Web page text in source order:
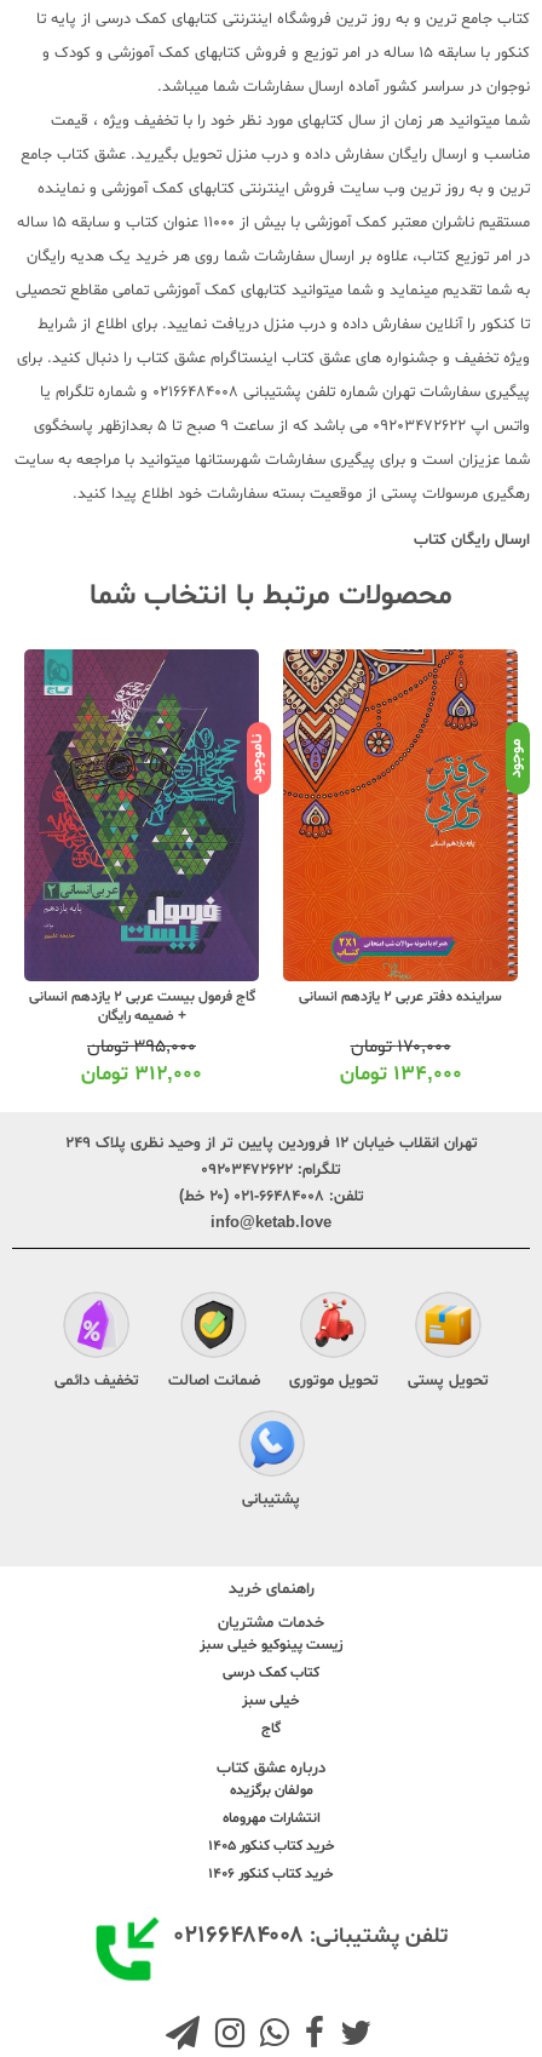
کتاب جامع ترین و به روز ترین فروشگاه اینترنتی کتابهای کمک درسی از پایه تا
کنکور با سابقه 15 ساله در امر توزیع و فروش کتابهای کمک آموزشی و کودک و
نوجوان در سراسر کشور آماده ارسال سفارشات شما میباشد.
شما میتوانید هر زمان از سال کتابهای مورد نظر خود را با تخفیف ویژه ، قیمت
مناسب و ارسال رایگان سفارش داده و درب منزل تحویل بگیرید. عشق کتاب جامع
ترین و به روز ترین وب سایت فروش اینترنتی کتابهای کمک آموزشی و نماینده
مستقیم ناشران معتبر کمک آموزشی با بیش از 11000 عنوان کتاب و سابقه 15 ساله
در امر توزیع کتاب، علاوه بر ارسال سفارشات شما روی هر خرید یک هدیه رایگان
به شما تقدیم مینماید و شما میتوانید کتابهای کمک آموزشی تمامی مقاطع تحصیلی
تا کنکور را آنلاین سفارش داده و درب منزل دریافت نمایید. برای اطلاع از شرایط
ویژه تخفیف و جشنواره های عشق کتاب اینستاگرام عشق کتاب را دنبال کنید. برای
پیگیری سفارشات تهران شماره تلفن پشتیبانی 02166484008 و شماره تلگرام یا
واتس اپ 09203472622 می باشد که از ساعت 9 صبح تا 5 بعدازظهر پاسخگوی
شما عزیزان است و برای پیگیری سفارشات شهرستانها میتوانید با مراجعه به سایت
رهگیری مرسولات پستی از موقعیت بسته سفارشات خود اطلاع پیدا کنید.
ارسال رایگان کتاب
محصولات مرتبط با انتخاب شما
موجود
سراینده دفتر عربی 2 یازدهم انسانی
۱۷۰,۰۰۰تومان
۱۳۴,۰۰۰ تومان
ناموجود
گاج فرمول بیست عربی 2 یازدهم انسانی
+ ضمیمه رایگان
۳۹۵,۰۰۰تومان
۳۱۲,۰۰۰ تومان
تهران انقلاب خیابان ۱۲ فروردین پایین تر از وحید نظری پلاک ۲۴۹
تلگرام: ۰۹۲۰۳۴۷۲۶۲۲
تلفن: ۶۶۴۸۴۰۰۸-۰۲۱ (۲۰ خط)
info@ketab.love
تحویل پستی تحویل موتوری ضمانت اصالت تخفیف دائمی
پشتیبانی
راهنمای خرید
خدمات مشتریان
زیست پینوکیو خیلی سبز
کتاب کمک درسی
خیلی سبز
گاج
درباره عشق کتاب
مولفان برگزیده
انتشارات مهروماه
خرید کتاب کنکور 1405
خرید کتاب کنکور 1406
تلفن پشتیبانی: ۰۲۱۶۶۴۸۴۰۰۸